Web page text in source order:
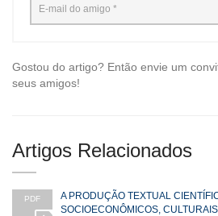
Gostou do artigo? Então envie um
seus amigos!
Artigos Relacionados
PDF
A PRODUÇÃO TEXTUAL
SOCIOECONÔMICOS,